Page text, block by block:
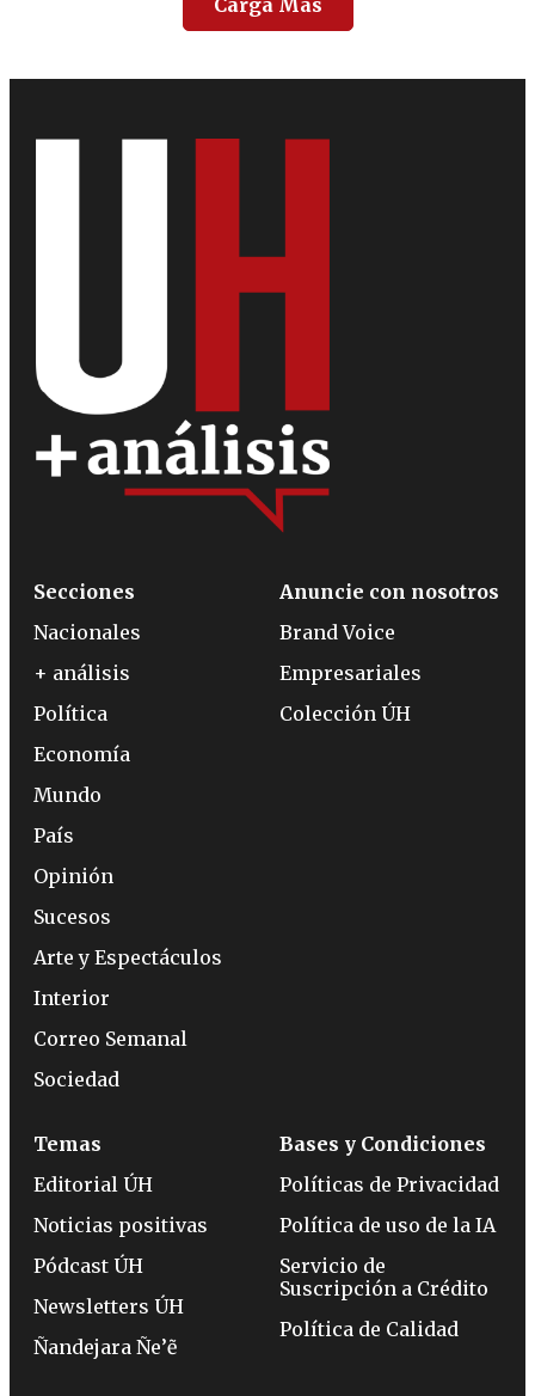
Carga Más
Secciones
Nacionales
+ análisis
Política
Economía
Mundo
País
Opinión
Sucesos
Arte y Espectáculos
Interior
Correo Semanal
Sociedad
Anuncie con nosotros
Brand Voice
Empresariales
Colección ÚH
Temas
Editorial ÚH
Noticias positivas
Pódcast ÚH
Newsletters ÚH
Ñandejara Ñe’ẽ
Bases y Condiciones
Políticas de Privacidad
Política de uso de la IA
Servicio de
Suscripción a Crédito
Política de Calidad